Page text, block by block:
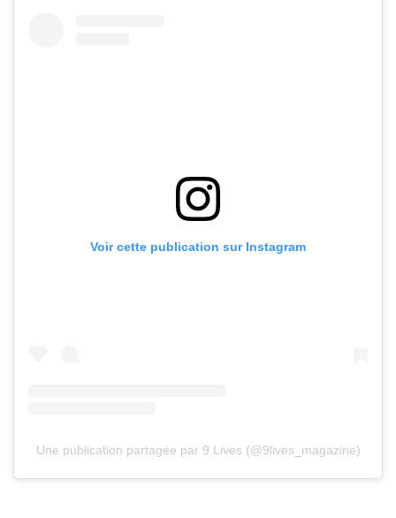
Voir cette publication sur Instagram
Une publication partagée par 9 Lives (@9lives_magazine)